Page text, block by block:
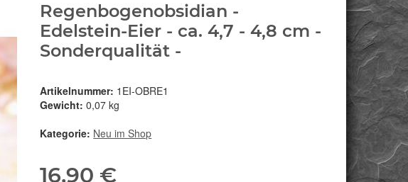
Regenbogenobsidian -
Edelstein-Eier - ca. 4,7 - 4,8 cm -
Sonderqualität -
Artikelnummer: 1EI-OBRE1
Gewicht: 0,07 kg
Kategorie: Neu im Shop
16,90 €